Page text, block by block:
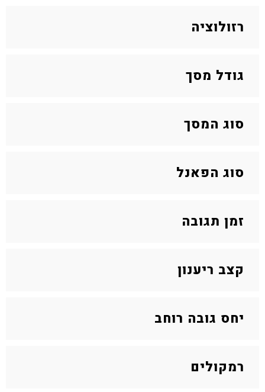
רזולוציה
גודל מסך
סוג המסך
סוג הפאנל
זמן תגובה
קצב ריענון
יחס גובה רוחב
רמקולים